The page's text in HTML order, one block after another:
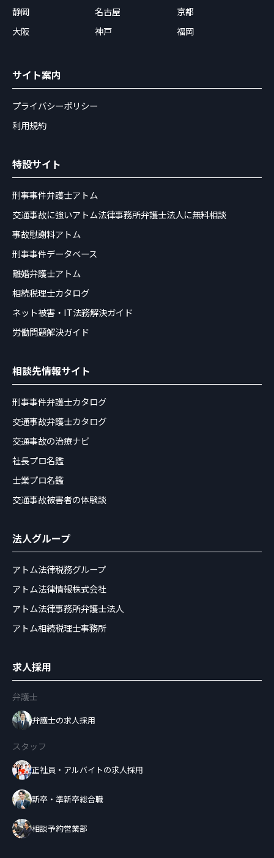
静岡
名古屋
京都
大阪
神戸 福岡
サイト案内
プライバシーポリシー
利用規約
特設サイト
刑事事件弁護士アトム
交通事故に強いアトム法律事務所弁護士法人に無料相談
事故慰謝料アトム
刑事事件データベース
離婚弁護士アトム
相続税理士カタログ
ネット被害・IT法務解決ガイド
労働問題解決ガイド
相談先情報サイト
刑事事件弁護士カタログ
交通事故弁護士カタログ
交通事故の治療ナビ
社長プロ名鑑
士業プロ名鑑
交通事故被害者の体験談
法人グループ
アトム法律税務グループ
アトム法律情報株式会社
アトム法律事務所弁護士法人
アトム相続税理士事務所
求人採用
弁護士
弁護士の求人採用
スタッフ
正社員・アルバイトの求人採用
新卒・準新卒総合職
相談予約営業部